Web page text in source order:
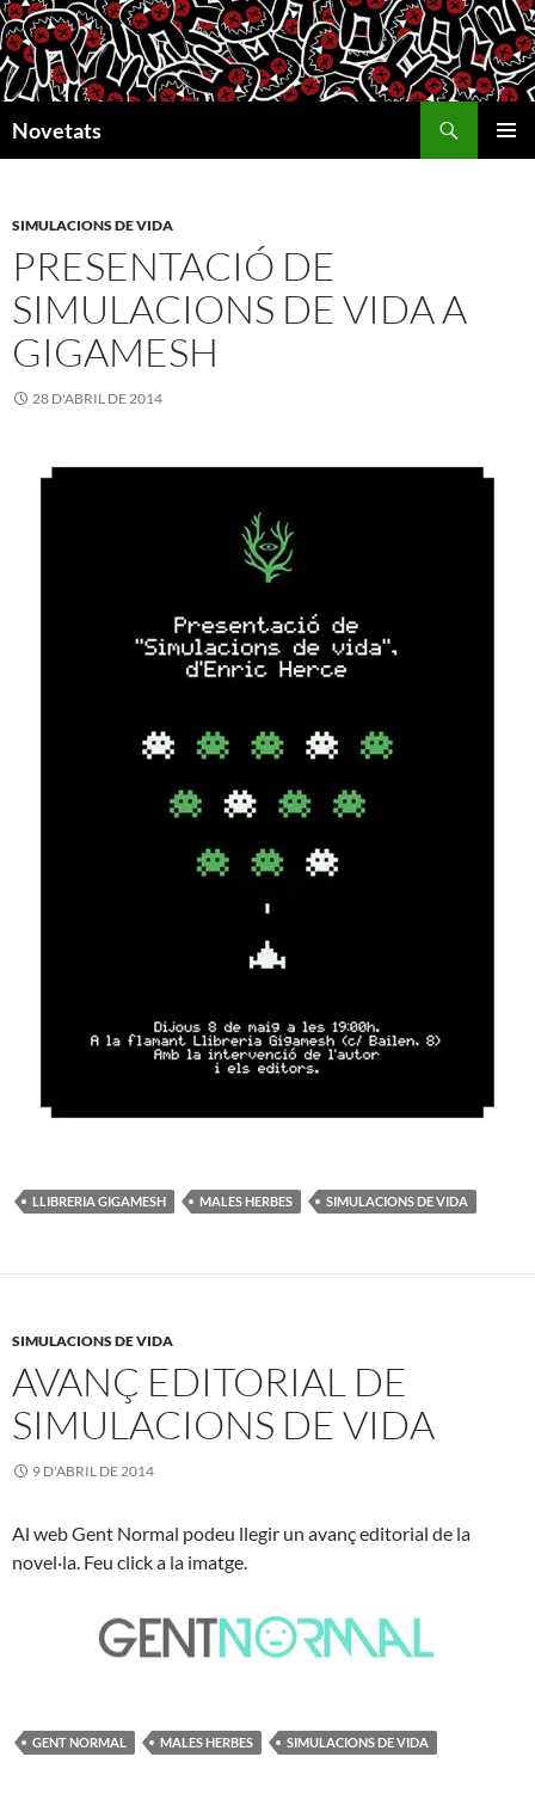
Vés
al
contingut
Novetats
SIMULACIONS DE VIDA
PRESENTACIÓ DE
SIMULACIONS DE VIDA A
GIGAMESH
28 D'ABRIL DE 2014
LLIBRERIA GIGAMESH MALES HERBES SIMULACIONS DE VIDA
SIMULACIONS DE VIDA
AVANÇ EDITORIAL DE
SIMULACIONS DE VIDA
9 D'ABRIL DE 2014
Al web Gent Normal podeu llegir un avanç editorial de la
novel·la. Feu click a la imatge.
GENT NORMAL MALES HERBES SIMULACIONS DE VIDA